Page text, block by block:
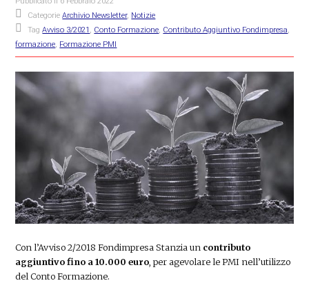
CategorieArchivio Newsletter, Notizie
TagAvviso 3/2021 Conto Formazione Contributo Aggiuntivo Fondimpresa
formazione Formazione PMI
Con l’Avviso 2/2018 Fondimpresa Stanzia un contributo
aggiuntivo fino a 10.000 euro, per agevolare le PMI nell’utilizzo
del Conto Formazione.